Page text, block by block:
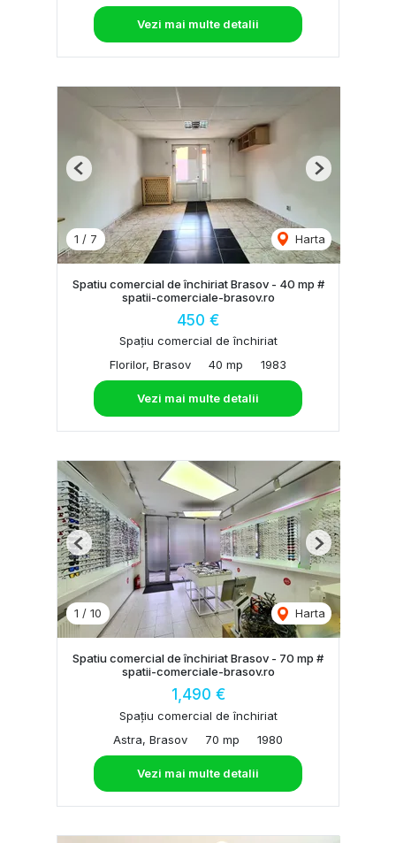
Vezi mai multe detalii
1 / 7 Harta
Previous Next
Spatiu comercial de închiriat Brasov - 40 mp #
spatii-comerciale-brasov.ro
450 €
Spațiu comercial de închiriat
Florilor, Brasov
40 mp 1983
Vezi mai multe detalii
1 / 10 Harta
Previous Next
Spatiu comercial de închiriat Brasov - 70 mp #
spatii-comerciale-brasov.ro
1,490 €
Spațiu comercial de închiriat
Astra, Brasov
70 mp 1980
Vezi mai multe detalii